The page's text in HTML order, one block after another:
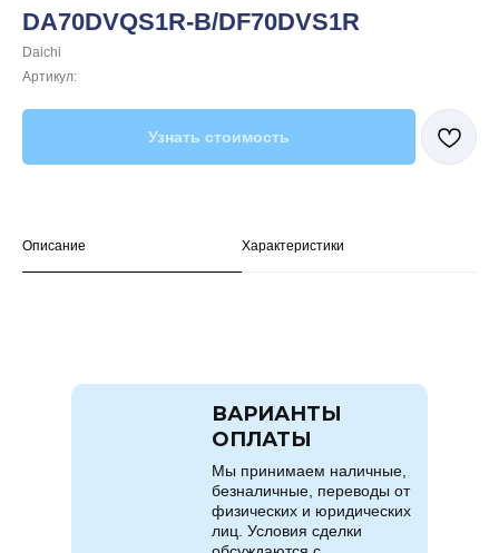
DA70DVQS1R-B/DF70DVS1R
Daichi
Артикул:
Узнать стоимость
Описание Характеристики
Мы принимаем наличные,
безналичные, переводы от
физических и юридических
лиц. Условия сделки
ВАРИАНТЫ
ОПЛАТЫ